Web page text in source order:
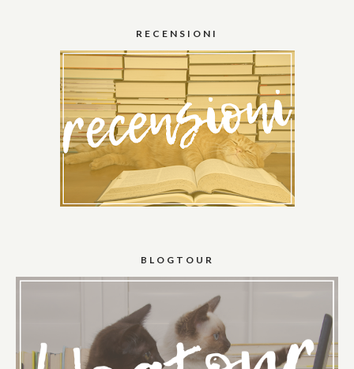
RECENSIONI
BLOGTOUR